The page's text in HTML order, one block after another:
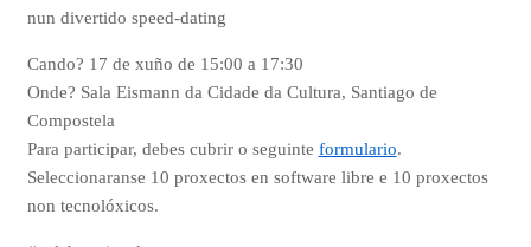
nun divertido speed-dating
Cando? 17 de xuño de 15:00 a 17:30
Onde? Sala Eismann da Cidade da Cultura, Santiago de
Compostela
Para participar, debes cubrir o seguinte formulario.
Seleccionaranse 10 proxectos en software libre e 10 proxectos
non tecnolóxicos.